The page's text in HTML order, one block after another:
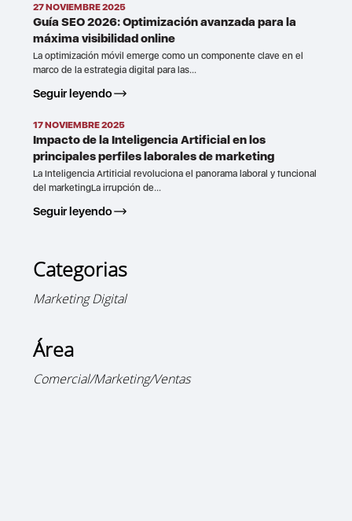
27 NOVIEMBRE 2025
Guía SEO 2026: Optimización avanzada para la
máxima visibilidad online
La optimización móvil emerge como un componente clave en el
marco de la estrategia digital para las...
Seguir leyendo
17 NOVIEMBRE 2025
Impacto de la Inteligencia Artificial en los
principales perfiles laborales de marketing
La Inteligencia Artificial revoluciona el panorama laboral y funcional
del marketingLa irrupción de...
Seguir leyendo
Categorias
Marketing Digital
Área
Comercial/Marketing/Ventas